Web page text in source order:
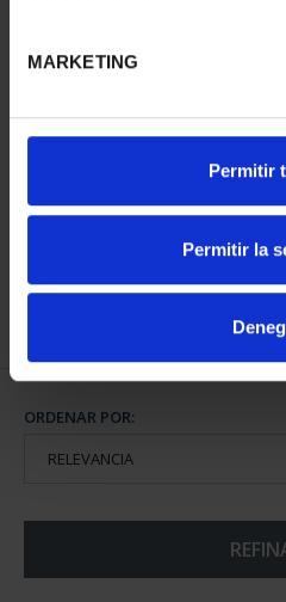
MARKETING
Permitir
Permitir la
CIUDADES PATRIMONIO
73,00 €
ORDENAR POR: